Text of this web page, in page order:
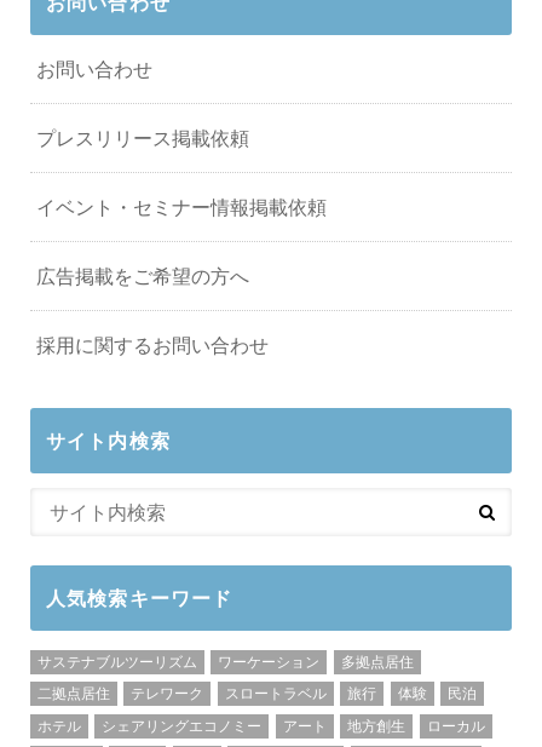
お問い合わせ
プレスリリース掲載依頼
イベント・セミナー情報掲載依頼
広告掲載をご希望の方へ
採用に関するお問い合わせ
サイト内検索
人気検索キーワード
サステナブルツーリズム ワーケーション
多拠点居住
二拠点居住
テレワーク スロートラベル 旅行 体験
民泊
ホテル
シェアリングエコノミー アート 地方創生
ローカル